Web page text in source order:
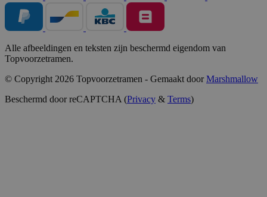
Alle afbeeldingen en teksten zijn beschermd eigendom van
Topvoorzetramen.
© Copyright 2026 Topvoorzetramen - Gemaakt doorMarshmallow
Beschermd door reCAPTCHA (Privacy & Terms)